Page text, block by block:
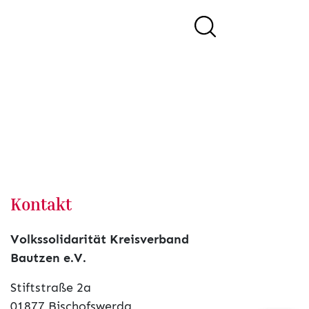
Kontakt
Volkssolidarität Kreisverband
Bautzen e.V.
Stiftstraße 2a